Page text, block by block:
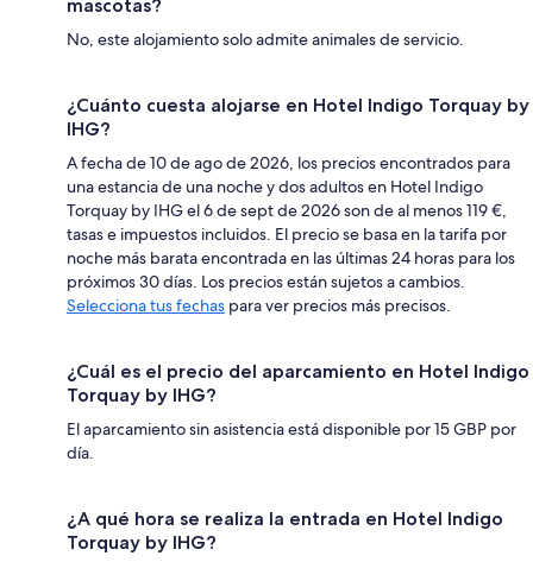
mascotas?
No, este alojamiento solo admite animales de servicio.
¿Cuánto cuesta alojarse en Hotel Indigo Torquay by
IHG?
A fecha de 10 de ago de 2026, los precios encontrados para
una estancia de una noche y dos adultos en Hotel Indigo
Torquay by IHG el 6 de sept de 2026 son de al menos 119 €,
tasas e impuestos incluidos. El precio se basa en la tarifa por
noche más barata encontrada en las últimas 24 horas para los
próximos 30 días. Los precios están sujetos a cambios.
Selecciona tus fechas para ver precios más precisos.
¿Cuál es el precio del aparcamiento en Hotel Indigo
Torquay by IHG?
El aparcamiento sin asistencia está disponible por 15 GBP por
día.
¿A qué hora se realiza la entrada en Hotel Indigo
Torquay by IHG?